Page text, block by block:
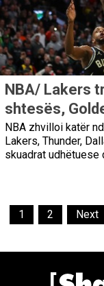
NBA/ Lakers
shtesës,
NBA zhvilloi katër
Lakers, Thunder,
skuadrat udhëtuese
1 2 Next